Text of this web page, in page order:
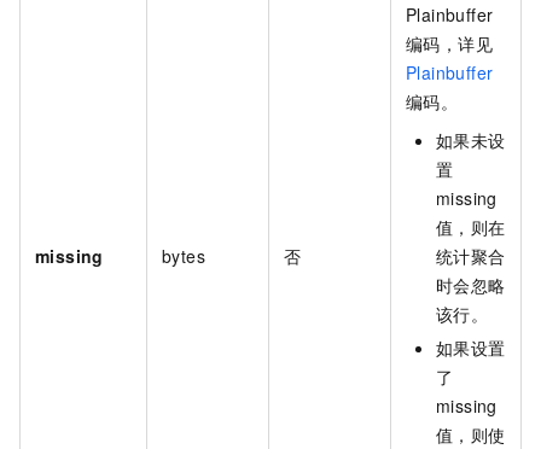
missing bytes 否
Plainbuffer
编码，详见
Plainbuffer
编码。
如果未设
置
missing
值，则在
统计聚合
时会忽略
该行。
如果设置
了
missing
值，则使